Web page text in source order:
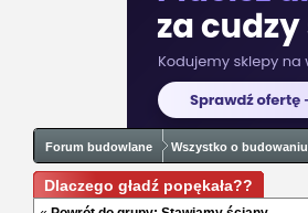
Forum budowlane Wszystko o budowaniu
Dlaczego gładź popękała??